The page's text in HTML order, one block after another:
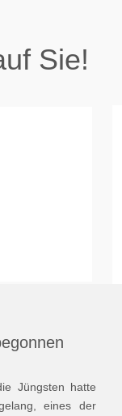
Sie!
Jüngsten hatte
eines der